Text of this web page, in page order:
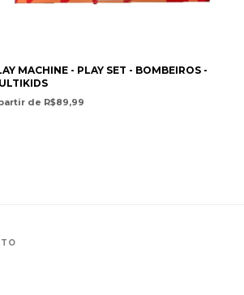
MACHINE - PLAY SET - BOMBEIROS -
de R$89,99